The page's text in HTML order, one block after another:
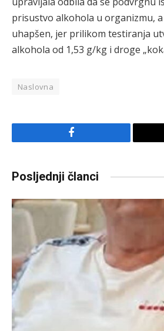
prisustvo alkohola u organizmu, a
uhapšen, jer prilikom testiranja
alkohola od 1,53 g/kg i droge
Naslovna
Facebook
Posljednji članci